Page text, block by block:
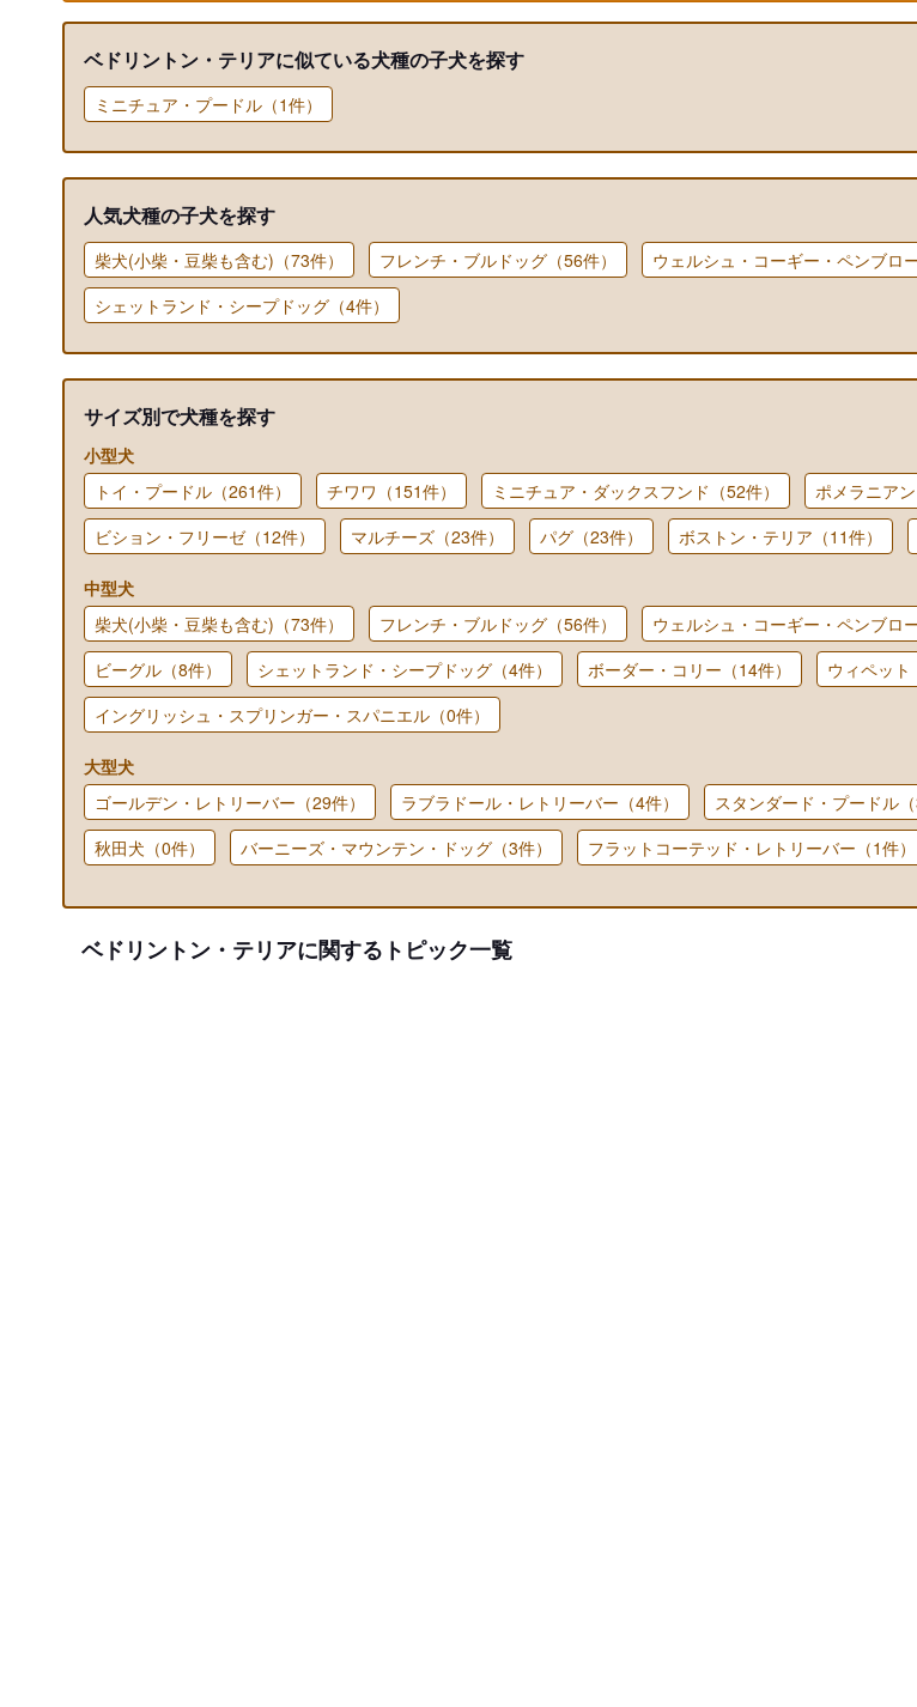
ベドリントン・テリアに似ている犬種の子犬を探す
ミニチュア・プードル（1件）
人気犬種の子犬を探す
柴犬(小柴・豆柴も含む)（73件） フレンチ・ブルドッグ（56件） ウェルシュ・コーギー・ペンブロ
シェットランド・シープドッグ（4件）
サイズ別で犬種を探す
小型犬
トイ・プードル（261件）
チワワ（151件） ミニチュア・ダックスフンド（52件） ポメラニアン
ビション・フリーゼ（12件）
マルチーズ（23件） パグ（23件） ボストン・テリア（11件）
中型犬
柴犬(小柴・豆柴も含む)（73件）
フレンチ・ブルドッグ（56件） ウェルシュ・コーギー・ペンブロ
ビーグル（8件）
シェットランド・シープドッグ（4件） ボーダー・コリー（14件） ウィペット
イングリッシュ・スプリンガー・スパニエル（0件）
大型犬
ゴールデン・レトリーバー（29件）
ラブラドール・レトリーバー（4件） スタンダード・プードル（
秋田犬（0件）
バーニーズ・マウンテン・ドッグ（3件） フラットコーテッド・レトリーバー（1件）
ベドリントン・テリアに関するトピック一覧